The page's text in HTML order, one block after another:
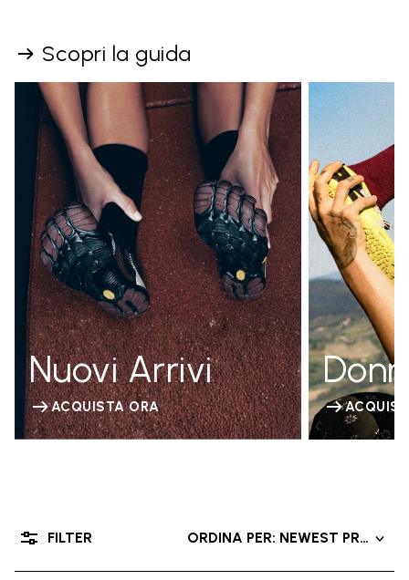
Scopri la guida
Nuovi Arrivi
ACQUISTA ORA
ORDINA PER: NEWEST
FILTER